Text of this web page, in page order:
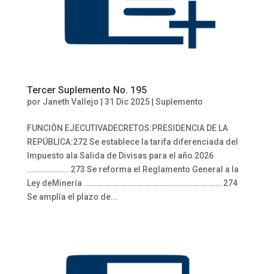
Tercer Suplemento No. 195
por Janeth Vallejo 31 Dic 2025| Suplemento
FUNCIÓN EJECUTIVADECRETOS:PRESIDENCIA DE LA
REPÚBLICA:272 Se establece la tarifa diferenciada del
Impuesto ala Salida de Divisas para el año 2026
………………… 273 Se reforma el Reglamento General a la
Ley deMinería …………………………………………………………… 274
Se amplía el plazo de...